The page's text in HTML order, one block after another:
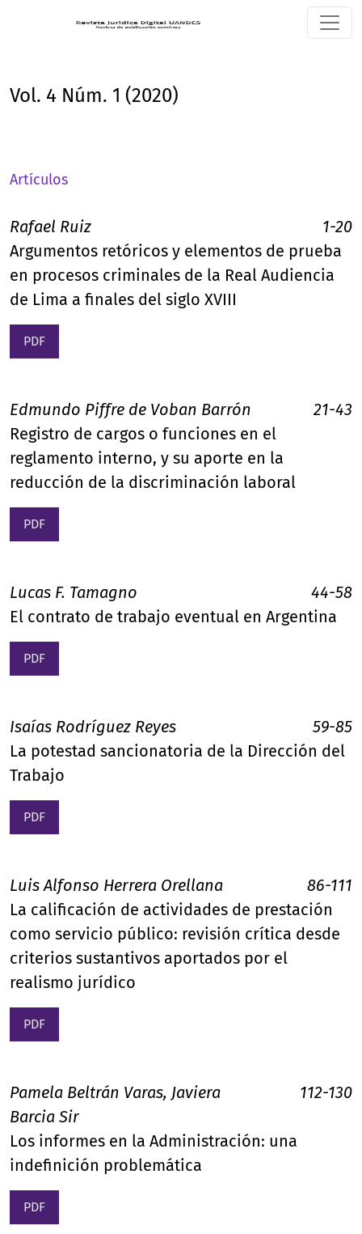
Vol. 4 Núm. 1 (2020)
Artículos
Rafael Ruiz
1-20
Argumentos retóricos y elementos de prueba
en procesos criminales de la Real Audiencia
de Lima a finales del siglo XVIII
PDF
Edmundo Piffre de Voban Barrón
21-43
Registro de cargos o funciones en el
reglamento interno, y su aporte en la
reducción de la discriminación laboral
PDF
Lucas F. Tamagno
44-58
El contrato de trabajo eventual en Argentina
PDF
Isaías Rodríguez Reyes
59-85
La potestad sancionatoria de la Dirección del
Trabajo
PDF
Luis Alfonso Herrera Orellana
86-111
La calificación de actividades de prestación
como servicio público: revisión crítica desde
criterios sustantivos aportados por el
realismo jurídico
PDF
Pamela Beltrán Varas, Javiera
Barcia Sir
112-130
Los informes en la Administración: una
indefinición problemática
PDF